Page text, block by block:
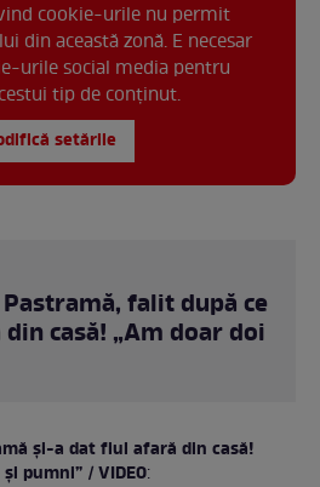
cookie-urile nu permit
din această zonă. E necesar
urile social media pentru
tip de conținut.
setările
falit după ce
casă! „Am doar doi
și-a dat fiul afară din casă!
pumni” / VIDEO: